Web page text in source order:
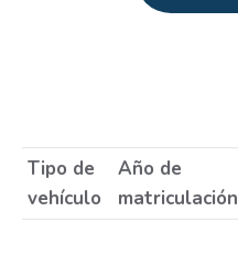
Tipo de
vehículo
Año de
matriculación